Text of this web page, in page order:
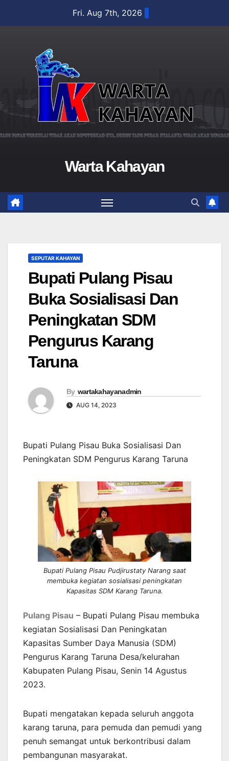
Fri. Aug 7th, 2026
Warta Kahayan
SEPUTAR KAHAYAN
Bupati Pulang Pisau
Buka Sosialisasi Dan
Peningkatan SDM
Pengurus Karang
Taruna
By wartakahayanadmin
AUG 14, 2023
Bupati Pulang Pisau Buka Sosialisasi Dan
Peningkatan SDM Pengurus Karang Taruna
Bupati Pulang Pisau Pudjirustaty Narang saat
membuka kegiatan sosialisasi peningkatan
Kapasitas SDM Karang Taruna.
Pulang Pisau – Bupati Pulang Pisau membuka
kegiatan Sosialisasi Dan Peningkatan
Kapasitas Sumber Daya Manusia (SDM)
Pengurus Karang Taruna Desa/kelurahan
Kabupaten Pulang Pisau, Senin 14 Agustus
2023.
Bupati mengatakan kepada seluruh anggota
karang taruna, para pemuda dan pemudi yang
penuh semangat untuk berkontribusi dalam
pembangunan masyarakat.